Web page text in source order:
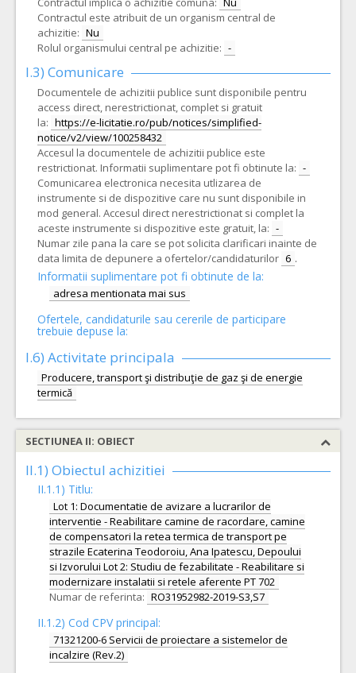
Contractul este atribuit de un organism central de
achizitie: Nu
Rolul organismului central pe achizitie: -
I.3) Comunicare
Documentele de achizitii publice sunt disponibile pentru
access direct, nerestrictionat, complet si gratuit
la: https://e-licitatie.ro/pub/notices/simplified-
notice/v2/view/100258432
Accesul la documentele de achizitii publice este
restrictionat. Informatii suplimentare pot fi obtinute la: -
Comunicarea electronica necesita utlizarea de
instrumente si de dispozitive care nu sunt disponibile in
mod general. Accesul direct nerestrictionat si complet la
aceste instrumente si dispozitive este gratuit, la: -
Numar zile pana la care se pot solicita clarificari inainte de
data limita de depunere a ofertelor/candidaturilor 6 .
Informatii suplimentare pot fi obtinute de la:
adresa mentionata mai sus
Ofertele, candidaturile sau cererile de participare
trebuie depuse la:
I.6) Activitate principala
Producere, transport şi distribuţie de gaz şi de energie
termică
SECTIUNEA II: OBIECT
II.1) Obiectul achizitiei
II.1.1) Titlu:
Lot 1: Documentatie de avizare a lucrarilor de
interventie - Reabilitare camine de racordare, camine
de compensatori la retea termica de transport pe
strazile Ecaterina Teodoroiu, Ana Ipatescu, Depoului
si Izvorului Lot 2: Studiu de fezabilitate - Reabilitare si
modernizare instalatii si retele aferente PT 702
Numar de referinta: RO31952982-2019-S3,S7
II.1.2) Cod CPV principal:
71321200-6 Servicii de proiectare a sistemelor de
incalzire (Rev.2)